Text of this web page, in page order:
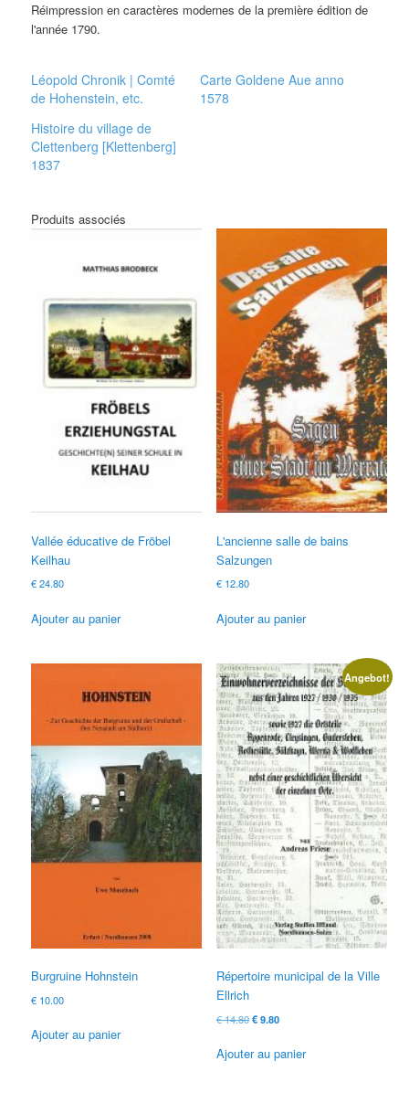
Réimpression en caractères modernes de la première édition de
l'année 1790.
Léopold Chronik | Comté
de Hohenstein, etc.
Carte Goldene Aue anno
1578
Histoire du village de
Clettenberg [Klettenberg]
1837
Produits associés
Vallée éducative de Fröbel
Keilhau
€24.80
Ajouter au panier
L'ancienne salle de bains
Salzungen
€12.80
Ajouter au panier
Burgruine Hohnstein
€ 10.00
Ajouter au panier
Angebot!
Répertoire municipal de la Ville
Ellrich
€14.80Le
d'origine
€9.80Le
actuel
Ajouter au panier